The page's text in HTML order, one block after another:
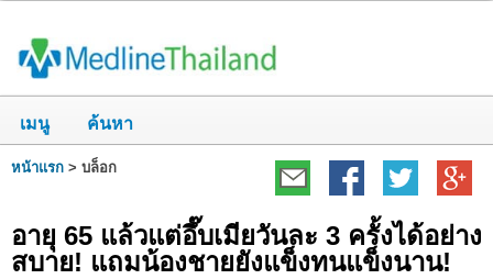
เมนู ค้นหา
หน้าแรก > บล็อก
อายุ 65 แล้วแต่อึ๊บเมียวันละ 3 ครั้งได้อย่าง
สบาย! แถมน้องชายยังแข็งทนแข็งนาน!